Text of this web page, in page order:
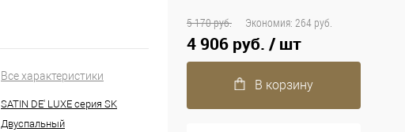
Все характеристики
SATIN DE' LUXE серия SK
Двуспальный
5 170 руб. Экономия: 264 руб.
4 906 руб. / шт
В корзину